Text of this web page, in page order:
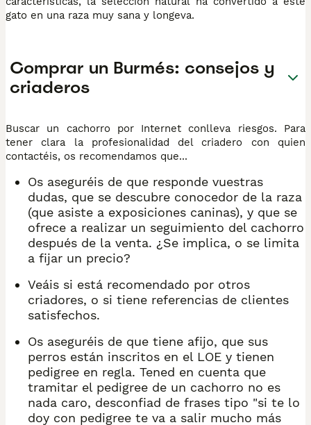
gato en una raza muy sana y longeva.
Comprar un Burmés: consejos y
criaderos
Buscar un cachorro por Internet conlleva riesgos. Para
tener clara la profesionalidad del criadero con quien
contactéis, os recomendamos que...
Os aseguréis de que responde vuestras
dudas, que se descubre conocedor de la raza
(que asiste a exposiciones caninas), y que se
ofrece a realizar un seguimiento del cachorro
después de la venta. ¿Se implica, o se limita
a fijar un precio?
Veáis si está recomendado por otros
criadores, o si tiene referencias de clientes
satisfechos.
Os aseguréis de que tiene afijo, que sus
perros están inscritos en el LOE y tienen
pedigree en regla. Tened en cuenta que
tramitar el pedigree de un cachorro no es
nada caro, desconfiad de frases tipo "si te lo
doy con pedigree te va a salir mucho más